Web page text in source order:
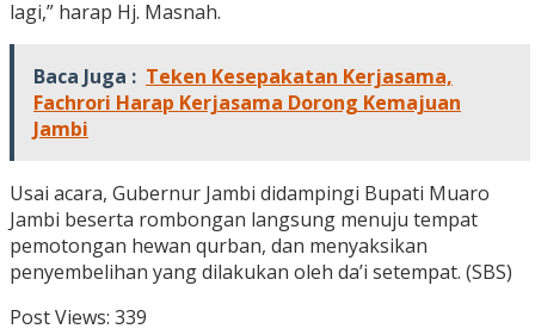
lagi,” harap Hj. Masnah.
Baca Juga : Teken Kesepakatan Kerjasama,
Fachrori Harap Kerjasama Dorong Kemajuan
Jambi
Usai acara, Gubernur Jambi didampingi Bupati Muaro
Jambi beserta rombongan langsung menuju tempat
pemotongan hewan qurban, dan menyaksikan
penyembelihan yang dilakukan oleh da’i setempat. (SBS)
Post Views: 339